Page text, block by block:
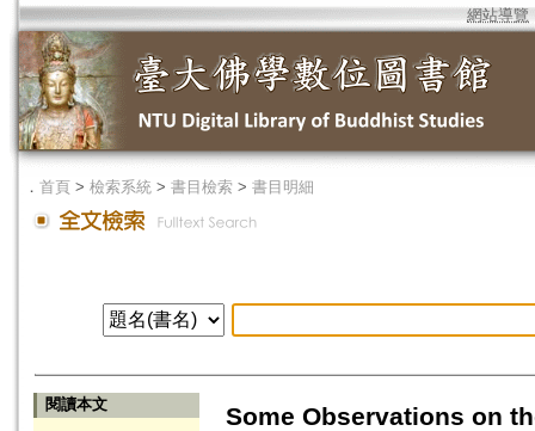
網站導覽
． 首頁 > 檢索系統 > 書目檢索 > 書目明細
閱讀本文 Some Observations on